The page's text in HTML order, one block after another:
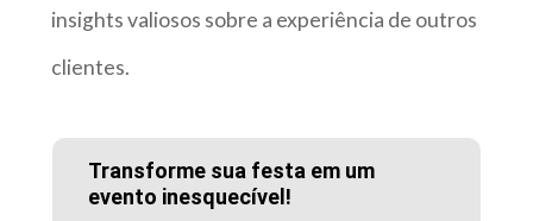
insights valiosos sobre a experiência de outros
clientes.
Transforme sua festa em um
evento inesquecível!